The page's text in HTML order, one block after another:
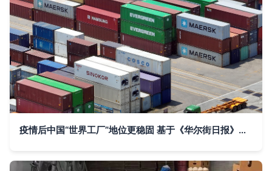
疫情后中国“世界工厂”地位更稳固 基于《华尔街日报》视角的进出口贸易分析